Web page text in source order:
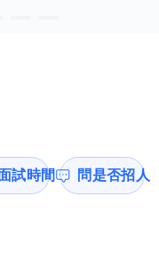
試時間 問是否招人